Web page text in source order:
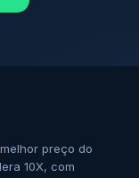
preço do
10X, com